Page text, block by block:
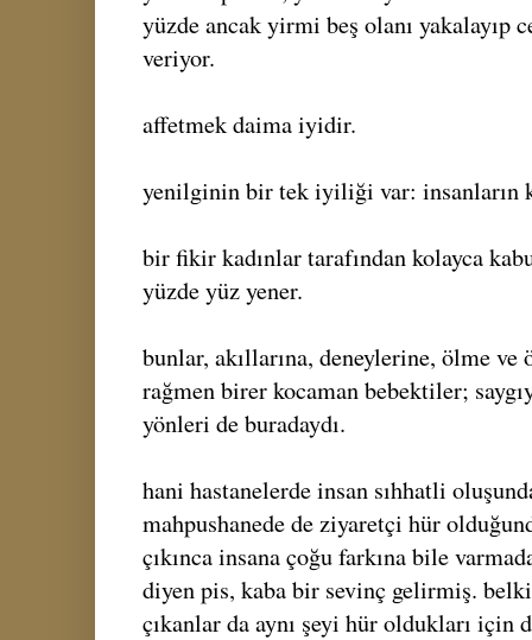
yüzde ancak yirmi beş olanı yakalayıp
veriyor.
affetmek daima iyidir.
yenilginin bir tek iyiliği var: insanların
bir fikir kadınlar tarafından kolayca
yüzde yüz yener.
bunlar, akıllarına, deneylerine, ölme
rağmen birer kocaman bebektiler;
yönleri de buradaydı.
hani hastanelerde insan sıhhatli
mahpushanede de ziyaretçi hür
çıkınca insana çoğu farkına bile
diyen pis, kaba bir sevinç gelirmiş.
çıkanlar da aynı şeyi hür oldukları için